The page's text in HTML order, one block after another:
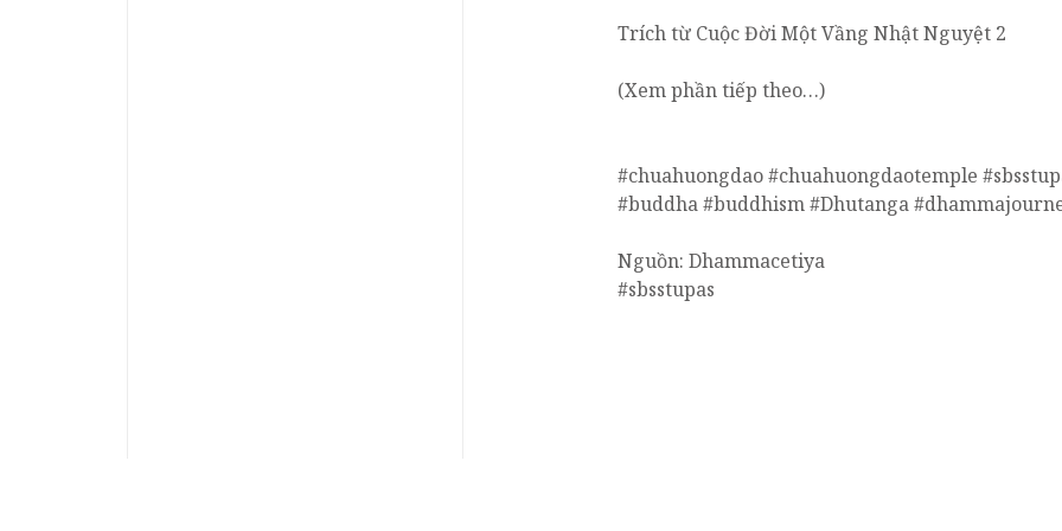
Trích từ Cuộc Đời Một Vầng Nhật Nguyệt 2
(Xem phần tiếp theo…)
#chuahuongdao #chuahuongdaotemple
#buddha #buddhism #Dhutanga
Nguồn: Dhammacetiya
#sbsstupas